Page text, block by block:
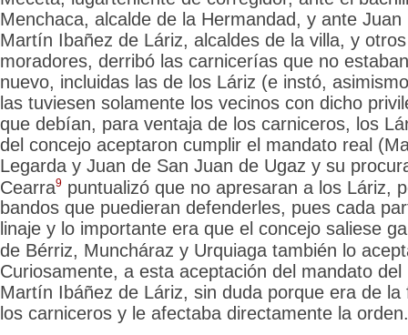
Menchaca, alcalde de la Hermandad, y ante
Martín Ibañez de Láriz, alcaldes de la villa, y
moradores, derribó las carnicerías que no
nuevo, incluidas las de los Láriz (e instó,
las tuviesen solamente los vecinos con dicho
que debían, para ventaja de los carniceros, los
del concejo aceptaron cumplir el mandato real
Legarda y Juan de San Juan de Ugaz y su
Cearra9 puntualizó que no apresaran a los Láriz,
bandos que puedieran defenderles, pues cada
linaje y lo importante era que el concejo saliese
de Bérriz, Muncháraz y Urquiaga también lo
Curiosamente, a esta aceptación del mandato
Martín Ibáñez de Láriz, sin duda porque era de la
los carniceros y le afectaba directamente la orden.